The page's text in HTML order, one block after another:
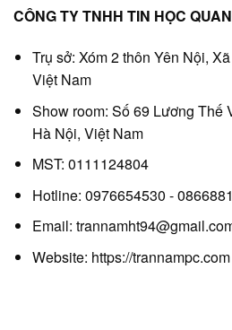
CÔNG TY TNHH TIN HỌC
Trụ sở: Xóm 2 thôn Yên Nội,
Việt Nam
Show room: Số 69 Lương Thế
Hà Nội, Việt Nam
MST: 0111124804
Hotline: 0976654530 -
Email:
Website: https://trannampc.com